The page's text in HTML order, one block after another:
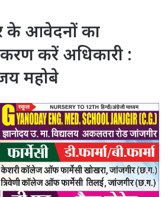
के आवेदनों का
करें अधिकारी :
महोबे